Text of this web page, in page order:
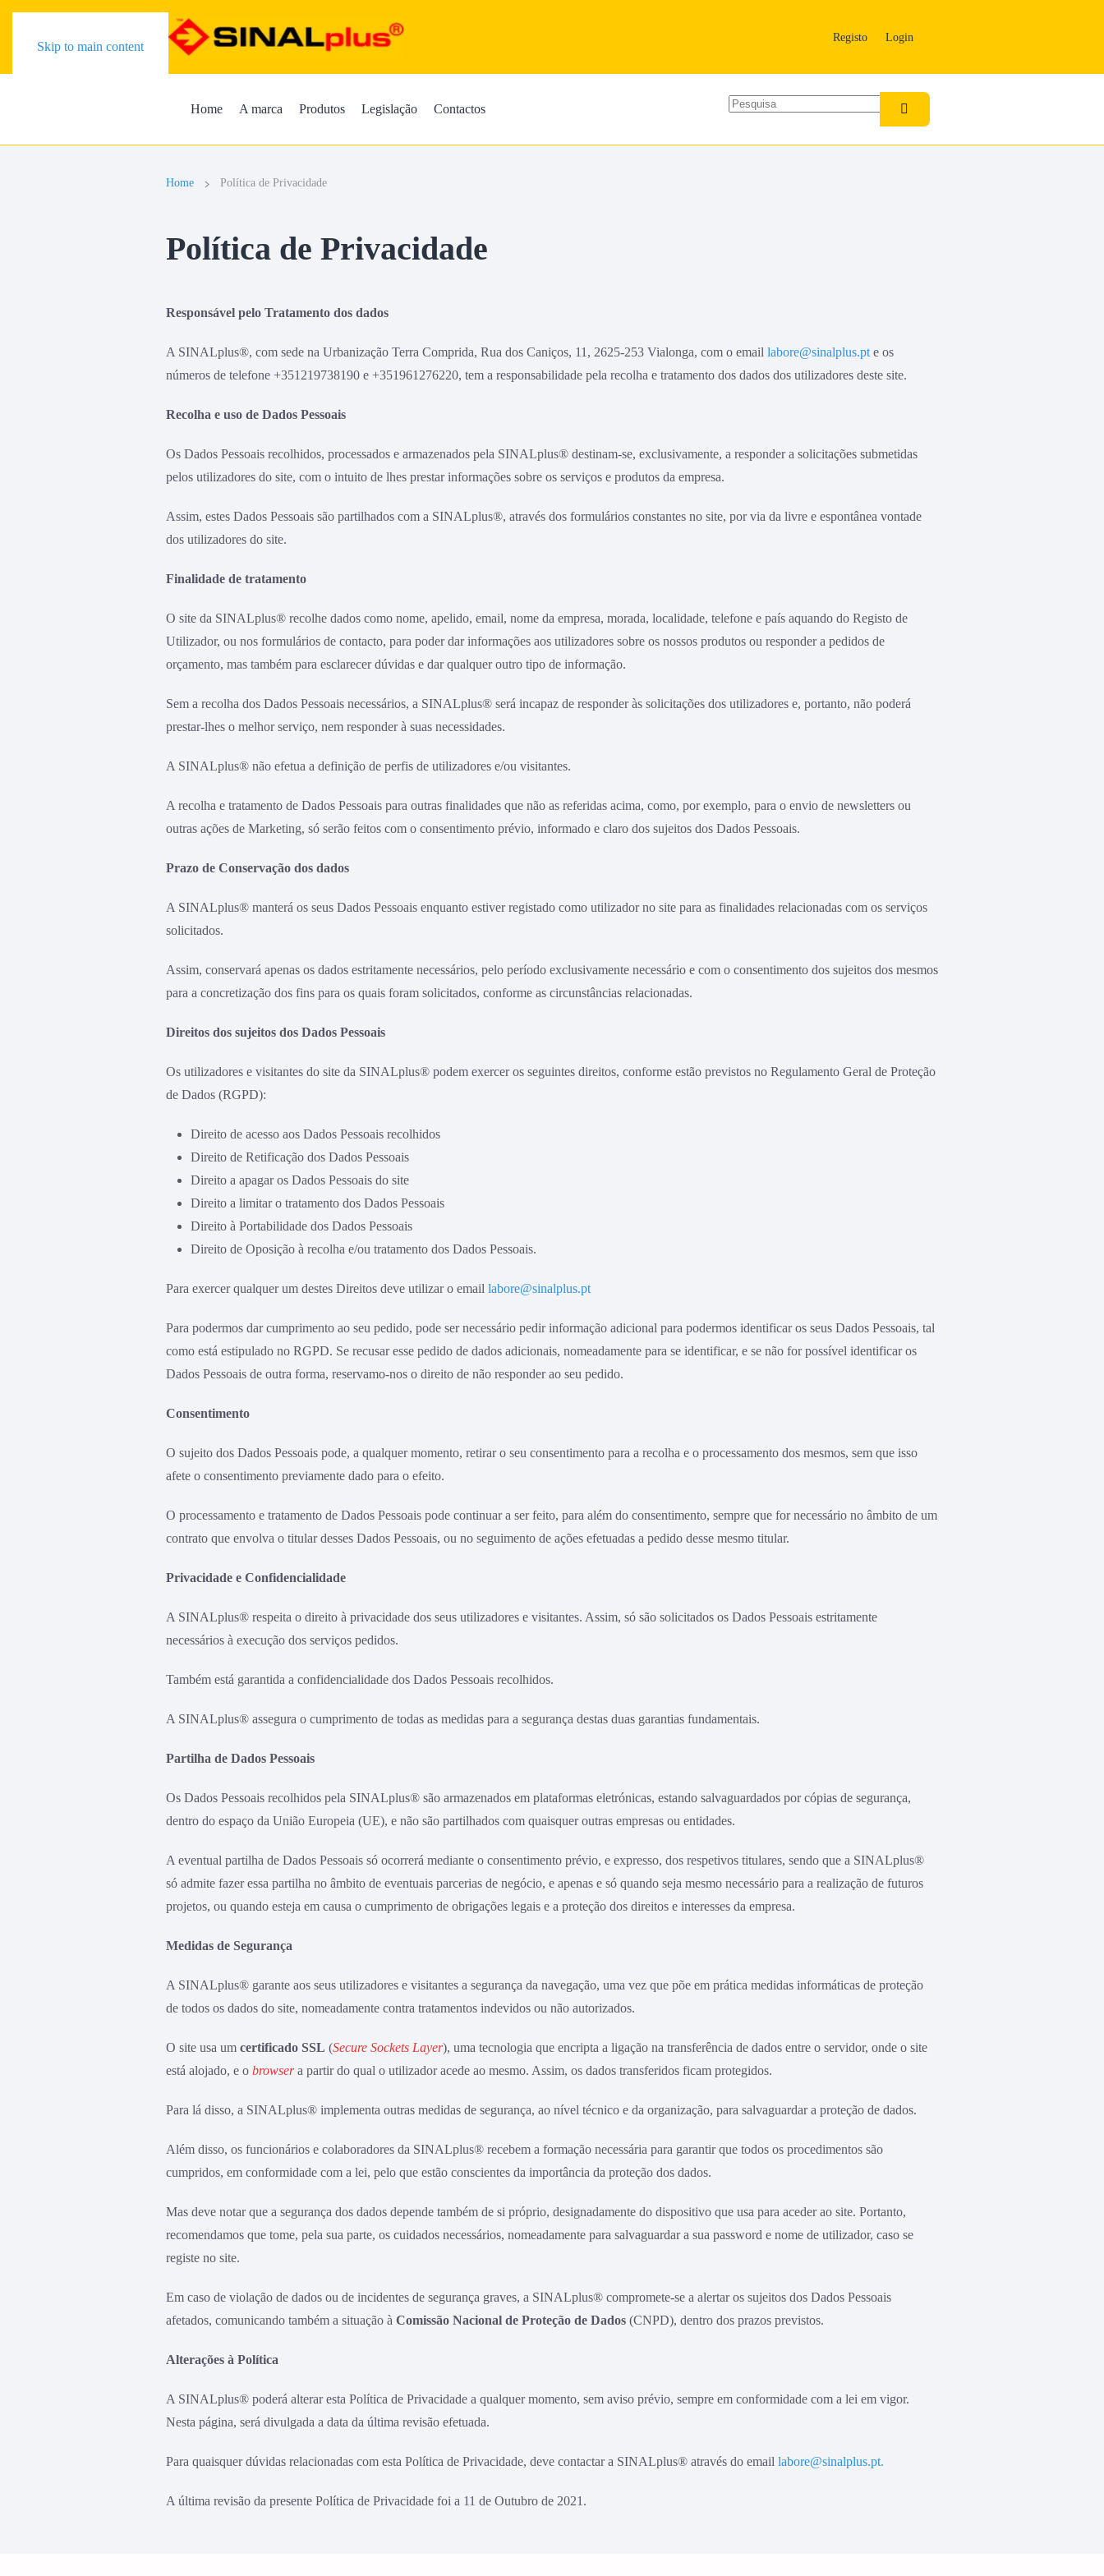
Skip to main content
Registo Login
Home A marca Produtos Legislação Contactos
Home Política de Privacidade
Política de Privacidade
Responsável pelo Tratamento dos dados
A SINALplus®, com sede na Urbanização Terra Comprida, Rua dos Caniços, 11, 2625-253 Vialonga, com o email labore@sinalplus.pt e os
números de telefone +351219738190 e +351961276220, tem a responsabilidade pela recolha e tratamento dos dados dos utilizadores deste site.
Recolha e uso de Dados Pessoais
Os Dados Pessoais recolhidos, processados e armazenados pela SINALplus® destinam-se, exclusivamente, a responder a solicitações submetidas
pelos utilizadores do site, com o intuito de lhes prestar informações sobre os serviços e produtos da empresa.
Assim, estes Dados Pessoais são partilhados com a SINALplus®, através dos formulários constantes no site, por via da livre e espontânea vontade
dos utilizadores do site.
Finalidade de tratamento
O site da SINALplus® recolhe dados como nome, apelido, email, nome da empresa, morada, localidade, telefone e país aquando do Registo de
Utilizador, ou nos formulários de contacto, para poder dar informações aos utilizadores sobre os nossos produtos ou responder a pedidos de
orçamento, mas também para esclarecer dúvidas e dar qualquer outro tipo de informação.
Sem a recolha dos Dados Pessoais necessários, a SINALplus® será incapaz de responder às solicitações dos utilizadores e, portanto, não poderá
prestar-lhes o melhor serviço, nem responder à suas necessidades.
A SINALplus® não efetua a definição de perfis de utilizadores e/ou visitantes.
A recolha e tratamento de Dados Pessoais para outras finalidades que não as referidas acima, como, por exemplo, para o envio de newsletters ou
outras ações de Marketing, só serão feitos com o consentimento prévio, informado e claro dos sujeitos dos Dados Pessoais.
Prazo de Conservação dos dados
A SINALplus® manterá os seus Dados Pessoais enquanto estiver registado como utilizador no site para as finalidades relacionadas com os serviços
solicitados.
Assim, conservará apenas os dados estritamente necessários, pelo período exclusivamente necessário e com o consentimento dos sujeitos dos mesmos
para a concretização dos fins para os quais foram solicitados, conforme as circunstâncias relacionadas.
Direitos dos sujeitos dos Dados Pessoais
Os utilizadores e visitantes do site da SINALplus® podem exercer os seguintes direitos, conforme estão previstos no Regulamento Geral de Proteção
de Dados (RGPD):
Direito de acesso aos Dados Pessoais recolhidos
Direito de Retificação dos Dados Pessoais
Direito a apagar os Dados Pessoais do site
Direito a limitar o tratamento dos Dados Pessoais
Direito à Portabilidade dos Dados Pessoais
Direito de Oposição à recolha e/ou tratamento dos Dados Pessoais.
Para exercer qualquer um destes Direitos deve utilizar o email labore@sinalplus.pt
Para podermos dar cumprimento ao seu pedido, pode ser necessário pedir informação adicional para podermos identificar os seus Dados Pessoais, tal
como está estipulado no RGPD. Se recusar esse pedido de dados adicionais, nomeadamente para se identificar, e se não for possível identificar os
Dados Pessoais de outra forma, reservamo-nos o direito de não responder ao seu pedido.
Consentimento
O sujeito dos Dados Pessoais pode, a qualquer momento, retirar o seu consentimento para a recolha e o processamento dos mesmos, sem que isso
afete o consentimento previamente dado para o efeito.
O processamento e tratamento de Dados Pessoais pode continuar a ser feito, para além do consentimento, sempre que for necessário no âmbito de um
contrato que envolva o titular desses Dados Pessoais, ou no seguimento de ações efetuadas a pedido desse mesmo titular.
Privacidade e Confidencialidade
A SINALplus® respeita o direito à privacidade dos seus utilizadores e visitantes. Assim, só são solicitados os Dados Pessoais estritamente
necessários à execução dos serviços pedidos.
Também está garantida a confidencialidade dos Dados Pessoais recolhidos.
A SINALplus® assegura o cumprimento de todas as medidas para a segurança destas duas garantias fundamentais.
Partilha de Dados Pessoais
Os Dados Pessoais recolhidos pela SINALplus® são armazenados em plataformas eletrónicas, estando salvaguardados por cópias de segurança,
dentro do espaço da União Europeia (UE), e não são partilhados com quaisquer outras empresas ou entidades.
A eventual partilha de Dados Pessoais só ocorrerá mediante o consentimento prévio, e expresso, dos respetivos titulares, sendo que a SINALplus®
só admite fazer essa partilha no âmbito de eventuais parcerias de negócio, e apenas e só quando seja mesmo necessário para a realização de futuros
projetos, ou quando esteja em causa o cumprimento de obrigações legais e a proteção dos direitos e interesses da empresa.
Medidas de Segurança
A SINALplus® garante aos seus utilizadores e visitantes a segurança da navegação, uma vez que põe em prática medidas informáticas de proteção
de todos os dados do site, nomeadamente contra tratamentos indevidos ou não autorizados.
O site usa um certificado SSL (Secure Sockets Layer), uma tecnologia que encripta a ligação na transferência de dados entre o servidor, onde o site
está alojado, e o browsera partir do qual o utilizador acede ao mesmo. Assim, os dados transferidos ficam protegidos.
Para lá disso, a SINALplus® implementa outras medidas de segurança, ao nível técnico e da organização, para salvaguardar a proteção de dados.
Além disso, os funcionários e colaboradores da SINALplus® recebem a formação necessária para garantir que todos os procedimentos são
cumpridos, em conformidade com a lei, pelo que estão conscientes da importância da proteção dos dados.
Mas deve notar que a segurança dos dados depende também de si próprio, designadamente do dispositivo que usa para aceder ao site. Portanto,
recomendamos que tome, pela sua parte, os cuidados necessários, nomeadamente para salvaguardar a sua password e nome de utilizador, caso se
registe no site.
Em caso de violação de dados ou de incidentes de segurança graves, a SINALplus® compromete-se a alertar os sujeitos dos Dados Pessoais
afetados, comunicando também a situação à Comissão Nacional de Proteção de Dados (CNPD), dentro dos prazos previstos.
Alterações à Política
A SINALplus® poderá alterar esta Política de Privacidade a qualquer momento, sem aviso prévio, sempre em conformidade com a lei em vigor.
Nesta página, será divulgada a data da última revisão efetuada.
Para quaisquer dúvidas relacionadas com esta Política de Privacidade, deve contactar a SINALplus® através do email labore@sinalplus.pt.
A última revisão da presente Política de Privacidade foi a 11 de Outubro de 2021.